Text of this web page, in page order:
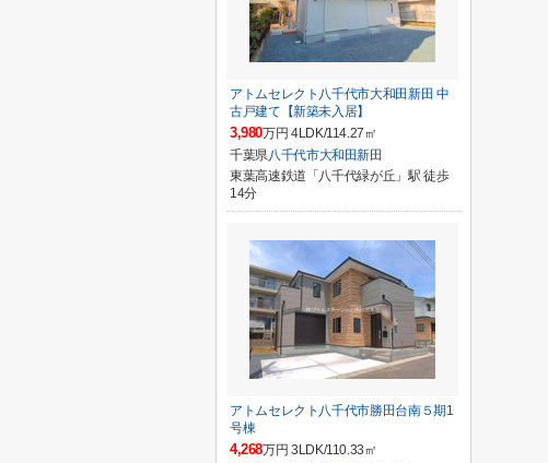
アトムセレクト八千代市大和田新田 中
古戸建て【新築未入居】
3,980万円 4LDK/114.27㎡
千葉県八千代市大和田新田
東葉高速鉄道「八千代緑が丘」駅 徒歩
14分
アトムセレクト八千代市勝田台南５期1
号棟
4,268万円 3LDK/110.33㎡